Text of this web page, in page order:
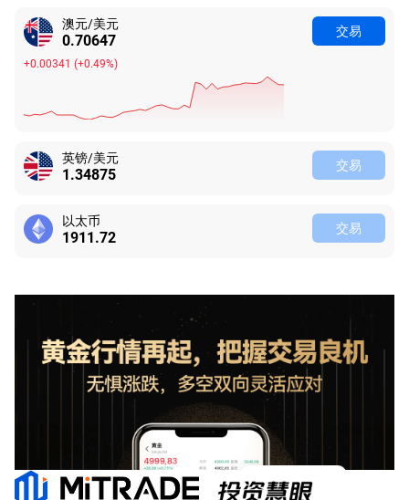
澳元/美元
0.70647
+0.00341 (+0.49%)
交易
英镑/美元
1.34875 交易
以太币
1911.72 交易